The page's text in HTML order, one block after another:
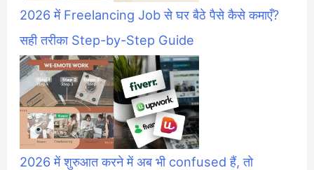
2026 में Freelancing Job से घर बैठे पैसे कैसे कमाएँ?
सही तरीका Step-by-Step Guide
2026 में शुरुआत करने में अब भी confused हैं, तो